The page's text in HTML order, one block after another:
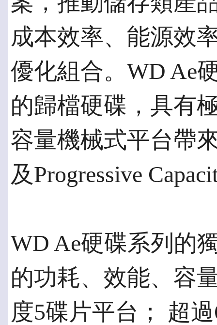
成本效率、能源效
優化組合。WD Ae
的歸檔硬碟，具有
容量機械式平台帶
及Progressive
WD Ae硬碟系列的
的功耗、效能、容
度5碟片平台； 超